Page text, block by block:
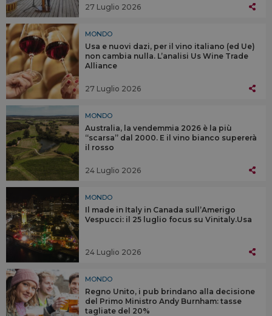
27 Luglio 2026
MONDO
Usa e nuovi dazi, per il vino italiano (ed Ue)
non cambia nulla. L’analisi Us Wine Trade
Alliance
27 Luglio 2026
MONDO
Australia, la vendemmia 2026 è la più
“scarsa” dal 2000. E il vino bianco supererà
il rosso
24 Luglio 2026
MONDO
Il made in Italy in Canada sull’Amerigo
Vespucci: il 25 luglio focus su Vinitaly.Usa
24 Luglio 2026
MONDO
Regno Unito, i pub brindano alla decisione
del Primo Ministro Andy Burnham: tasse
tagliate del 20%